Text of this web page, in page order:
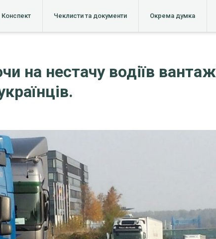
Конспект Чеклисти та документи Окрема думка
на нестачу водіїв